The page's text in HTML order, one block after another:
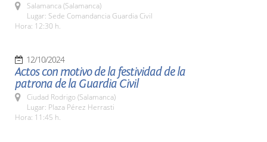
Salamanca (Salamanca)
Lugar: Sede Comandancia Guardia Civil
Hora: 12:30 h.
12/10/2024
Actos con motivo de la festividad de la
patrona de la Guardia Civil
Ciudad Rodrigo (Salamanca)
Lugar: Plaza Pérez Herrasti
Hora: 11:45 h.